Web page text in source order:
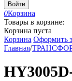
Войти
0Корзина
Товары в корзине:
Корзина пуста
Корзина Оформить
Главная/